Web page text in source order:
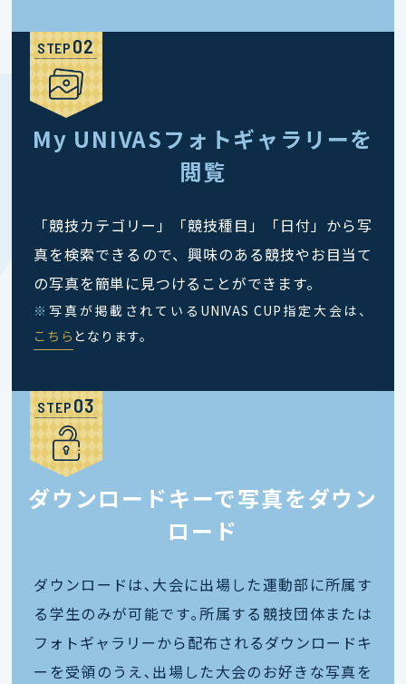
STEP
My UNIVASフォトギャラリーを
閲覧
「競技カテゴリー」「競技種目」「日付」から写
真を検索できるので、興味のある競技やお目当て
の写真を簡単に見つけることができます。
※ 写真が掲載されているUNIVAS CUP指定大会は、
こちら となります。
STEP
ダウンロードキーで写真をダウン
ロード
ダウンロードは､大会に出場した運動部に所属す
る学生のみが可能です｡所属する競技団体または
フォトギャラリーから配布されるダウンロードキ
ーを受領のうえ､出場した大会のお好きな写真を